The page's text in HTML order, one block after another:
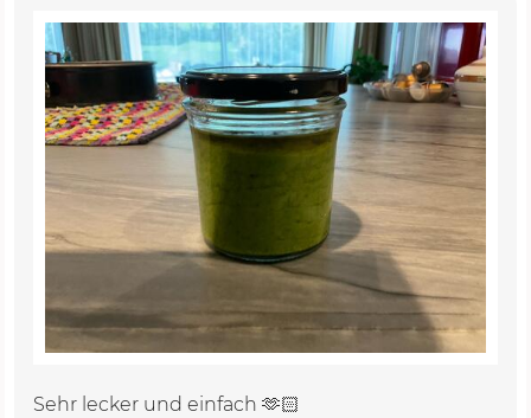
Sehr lecker und einfach 🫶🏻